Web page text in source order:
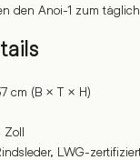
den Anoi-1 zum
cm (B × T × H)
Zoll
LWG-